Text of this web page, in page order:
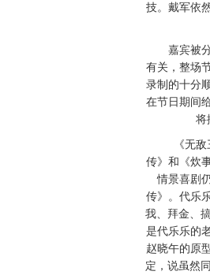
技。戴军依
嘉宾被分
有关，整场
录制的十分
在节日期间
将
《无敌三
传》和《炊
情景喜剧
传》。代乐
我、拜金、
是代乐乐的
赵晓午的原
定，说虽然